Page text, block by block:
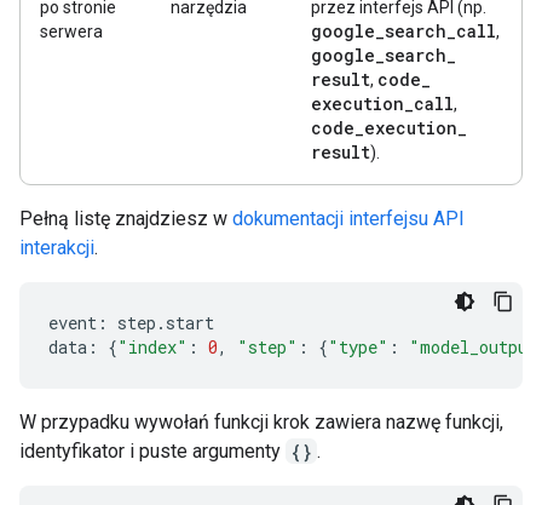
po stronie
serwera
narzędzia przez interfejs API (np.
google_search_call,
google_search_
result, code_
execution_call,
code_execution_
result).
Pełną listę znajdziesz w dokumentacji interfejsu API
interakcji.
event : step . start
data : {"index" : 0, "step" : {"type" :
W przypadku wywołań funkcji krok zawiera nazwę funkcji,
identyfikator i puste argumenty {} .